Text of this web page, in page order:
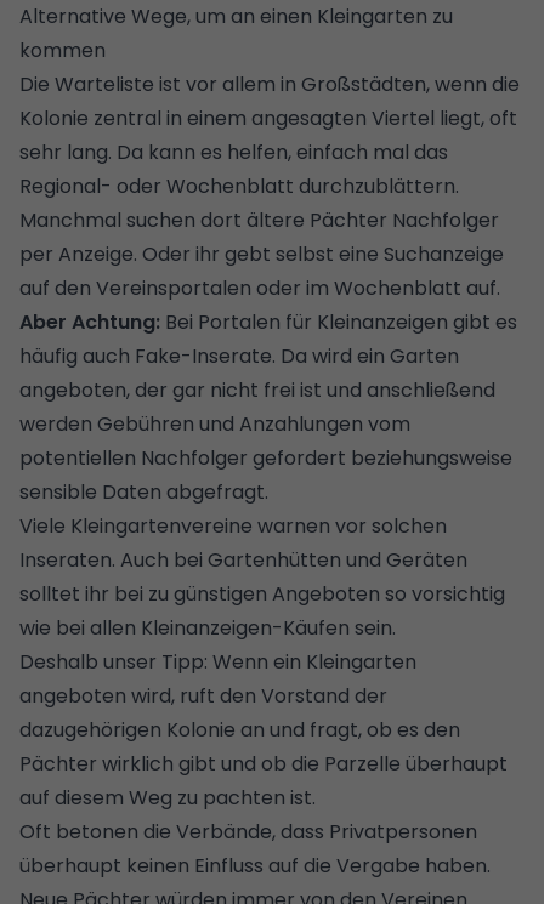
Alternative Wege, um an einen Kleingarten zu
kommen
Die Warteliste ist vor allem in Großstädten, wenn die
Kolonie zentral in einem angesagten Viertel liegt, oft
sehr lang. Da kann es helfen, einfach mal das
Regional- oder Wochenblatt durchzublättern.
Manchmal suchen dort ältere Pächter Nachfolger
per Anzeige. Oder ihr gebt selbst eine Suchanzeige
auf den Vereinsportalen oder im Wochenblatt auf.
Aber Achtung: Bei Portalen für Kleinanzeigen gibt es
häufig auch Fake-Inserate. Da wird ein Garten
angeboten, der gar nicht frei ist und anschließend
werden Gebühren und Anzahlungen vom
potentiellen Nachfolger gefordert beziehungsweise
sensible Daten abgefragt.
Viele Kleingartenvereine warnen vor solchen
Inseraten. Auch bei Gartenhütten und Geräten
solltet ihr bei zu günstigen Angeboten so vorsichtig
wie bei allen Kleinanzeigen-Käufen sein.
Deshalb unser Tipp: Wenn ein Kleingarten
angeboten wird, ruft den Vorstand der
dazugehörigen Kolonie an und fragt, ob es den
Pächter wirklich gibt und ob die Parzelle überhaupt
auf diesem Weg zu pachten ist.
Oft betonen die Verbände, dass Privatpersonen
überhaupt keinen Einfluss auf die Vergabe haben.